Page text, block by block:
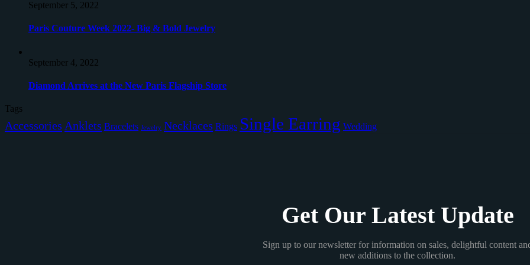
September 5, 2022
Paris Couture Week 2022- Big & Bold Jewelry
September 4, 2022
Diamond Arrives at the New Paris Flagship Store
Tags
Accessories Anklets Bracelets Jewelry Necklaces Rings Single Earring Wedding
Get Our Latest Update
Sign up to our newsletter for information on sales, delightful content
new additions to the collection.